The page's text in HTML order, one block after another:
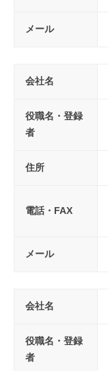
メール
会社名
役職名・登録
者
住所
電話・FAX
メール
会社名
役職名・登録
者